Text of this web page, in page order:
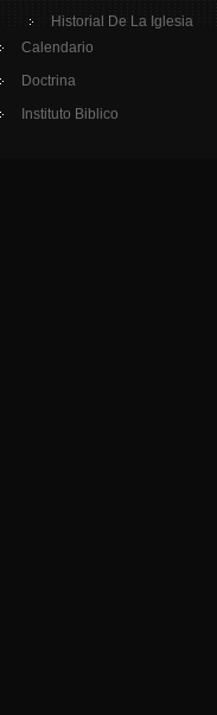
Historial De La Iglesia
Calendario
Doctrina
Instituto Biblico